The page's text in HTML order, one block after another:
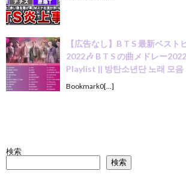
【広告なし】B T S 最新ベスト
2022🎶 B T S の曲メドレー
Playlist || 방탄소년단 노래 모음
Bookmark0[…]
検索
検索